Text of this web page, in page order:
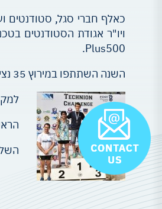
Plus500.
השנה השתתפו במירוץ 35 נציגים מהפקולטה, מתוכם 31 סטודנטים/ות ומשתלמים/ות, 2 סגל זוטר ו-2 עובדי מנהל. שלושה מתוכם זכו במדליות !
הראשון
השלישי